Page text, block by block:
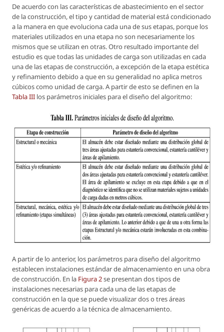
De acuerdo con las características de abastecimiento en el sector
de la construcción, el tipo y cantidad de material está condicionado
a la manera en que evoluciona cada una de sus etapas, porque los
materiales utilizados en una etapa no son necesariamente los
mismos que se utilizan en otras. Otro resultado importante del
estudio es que todas las unidades de carga son utilizadas en cada
una de las etapas de construcción, a excepción de la etapa estética
y refinamiento debido a que en su generalidad no aplica metros
cúbicos como unidad de carga. A partir de esto se definen en la
Tabla III los parámetros iniciales para el diseño del algoritmo:
A partir de lo anterior, los parámetros para diseño del algoritmo
establecen instalaciones estándar de almacenamiento en una obra
de construcción. En la Figura 2se presentan dos tipos de
instalaciones necesarias para cada una de las etapas de
construcción en la que se puede visualizar dos o tres áreas
genéricas de acuerdo a la técnica de almacenamiento.